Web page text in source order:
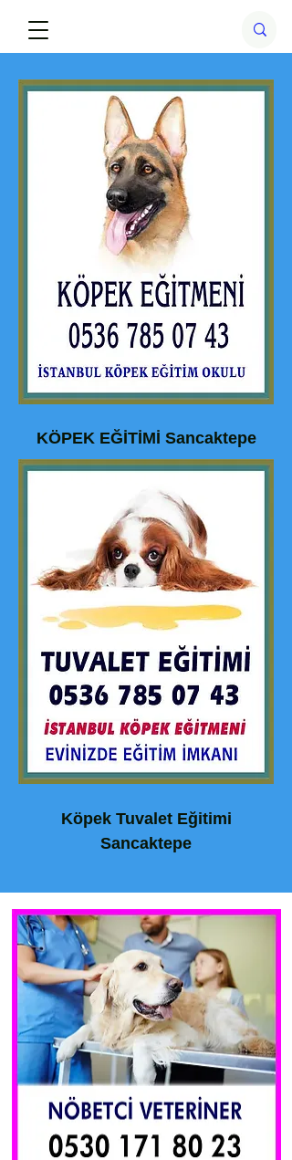
KÖPEK EĞİTİMİ Sancaktepe
Köpek Tuvalet Eğitimi
Sancaktepe